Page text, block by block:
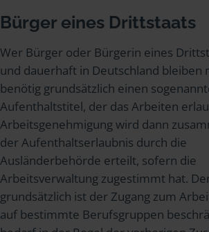
Bürger eines Drittstaats
Wer Bürger oder Bürgerin eines
und dauerhaft in Deutschland bleiben
benötig grundsätzlich einen
Aufenthaltstitel, der das Arbeiten
Arbeitsgenehmigung wird dann
der Aufenthaltserlaubnis durch die
Ausländerbehörde erteilt, sofern die
Arbeitsverwaltung zugestimmt hat.
grundsätzlich ist der Zugang zum
auf bestimmte Berufsgruppen